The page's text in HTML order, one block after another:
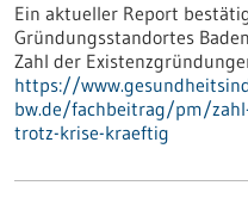
Ein aktueller Report
Gründungsstandortes
Zahl der
https://
bw.de/fachbeitrag/pm/
trotz-krise-kraeftig